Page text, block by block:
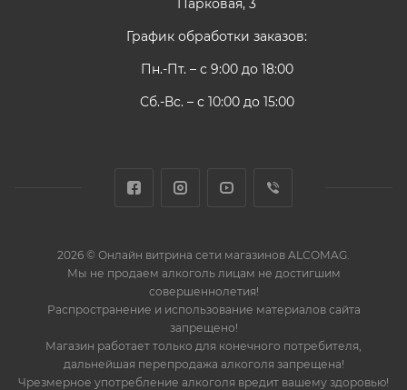
Парковая, 3
График обработки заказов:
Пн.-Пт. – с 9:00 до 18:00
Сб.-Вс. – с 10:00 до 15:00
2026 © Онлайн витрина сети магазинов ALCOMAG.
Мы не продаем алкоголь лицам не достигшим
совершеннолетия!
Распространение и использование материалов сайта
запрещено!
Магазин работает только для конечного потребителя,
дальнейшая перепродажа алкоголя запрещена!
Чрезмерное употребление алкоголя вредит вашему здоровью!